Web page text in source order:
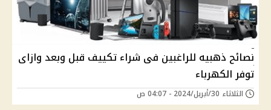
نصائح ذهبيه للراغبين فى شراء تكييف قبل وبعد وازاى
توفر الكهرباء
الثلاثاء 30/أبريل/2024 - 04:07 ص